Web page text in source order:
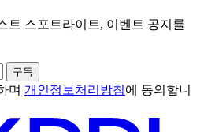
트 스포트라이트, 이벤트 공지를
구독
며 개인정보처리방침에 동의합니